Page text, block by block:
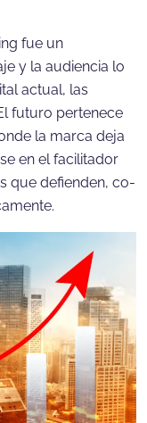
fue un
y la audiencia lo
actual, las
futuro pertenece
la marca deja
en el facilitador
que defienden, co-